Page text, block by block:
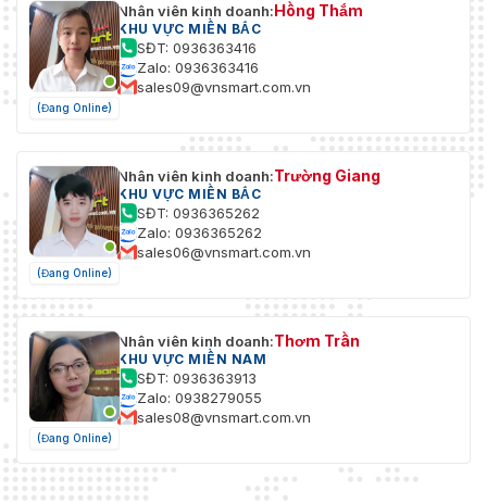
(Đang Online)
Nhân viên kinh doanh:Hồng Thắm
KHU VỰC MIỀN BẮC
SĐT: 0936363416
Zalo: 0936363416
sales09@vnsmart.com.vn
(Đang Online)
Nhân viên kinh doanh:Trường Giang
KHU VỰC MIỀN BẮC
SĐT: 0936365262
Zalo: 0936365262
sales06@vnsmart.com.vn
(Đang Online)
Nhân viên kinh doanh:Thơm Trần
KHU VỰC MIỀN NAM
SĐT: 0936363913
Zalo: 0938279055
sales08@vnsmart.com.vn